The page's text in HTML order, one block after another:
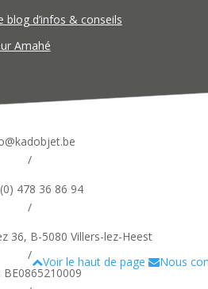
Voir le haut de page Nous
blog d’infos & conseils
Amahé
/
478 36 86 94
/
36, B-5080 Villers-lez-Heest
/
BE0865210009